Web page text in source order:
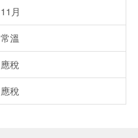
11月
常溫
應稅
應稅